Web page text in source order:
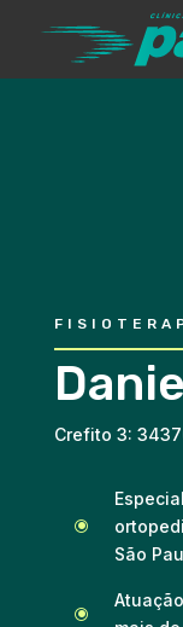
Crefito 3:
\
São
\